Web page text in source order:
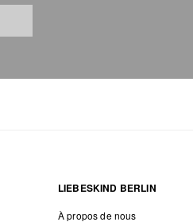
LIEBESKIND BERLIN
À propos de nous